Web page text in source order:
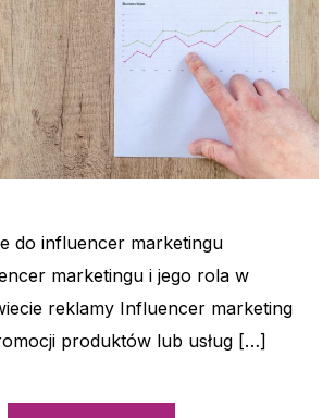
do influencer marketingu
marketingu i jego rola w
reklamy Influencer marketing
produktów lub usług […]